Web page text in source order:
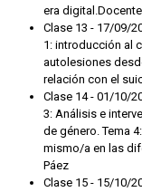
era
Clase 13 - 17/09/
1: introducción al
autolesiones
relación con el
Clase 14 - 01/10/
3: Análisis e
de género. Tema
mismo/a en las
Páez
Clase 15 - 15/10/